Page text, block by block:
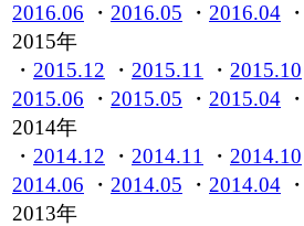
2016.06 ・ 2016.05 ・ 2016.04
2015年
・ 2015.12 ・ 2015.11 ・ 2015.10
2015.06 ・ 2015.05 ・ 2015.04
2014年
・ 2014.12 ・ 2014.11 ・ 2014.10
2014.06 ・ 2014.05 ・ 2014.04
2013年